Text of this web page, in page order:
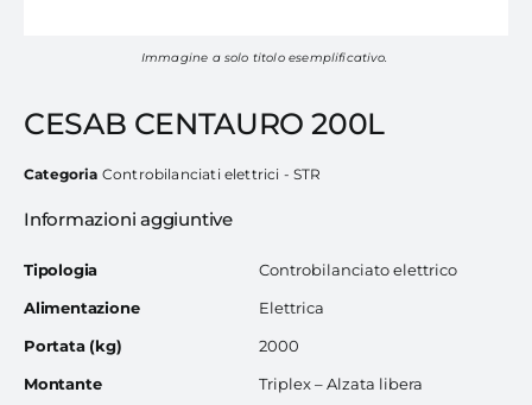
Immagine a solo titolo esemplificativo.
CESAB CENTAURO 200L
Categoria Controbilanciati elettrici - STR
Informazioni aggiuntive
Tipologia
Controbilanciato elettrico
Alimentazione
Elettrica
Portata (kg)
2000
Montante
Triplex – Alzata libera